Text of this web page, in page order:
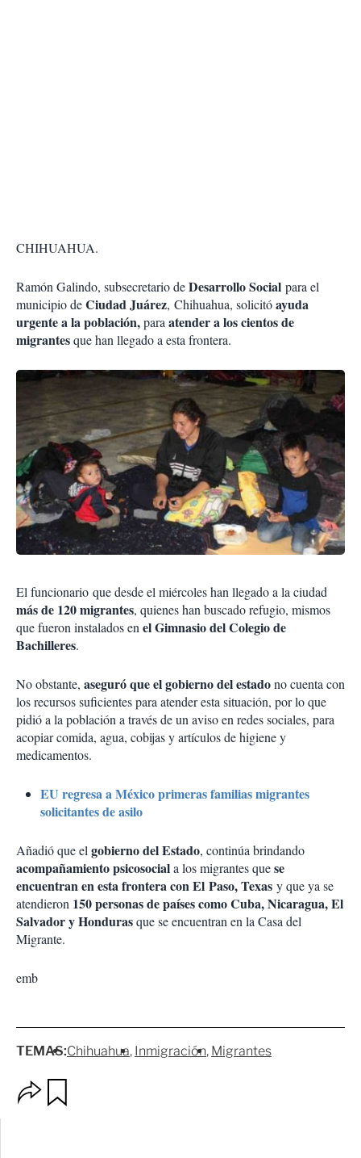
CHIHUAHUA.
Ramón Galindo, subsecretario deDesarrollo Social para el
municipio deCiudad Juárez, Chihuahua, solicitóayuda
urgente a la población,paraatender a los cientos de
migrantesque han llegado a esta frontera.
El funcionario que desde el miércoles han llegado a la ciudad
más de 120 migrantes, quienes han buscado refugio, mismos
que fueron instalados enel Gimnasio del Colegio de
Bachilleres.
No obstante, aseguró que el gobierno del estadono cuenta con
los recursos suficientes para atender esta situación, por lo que
pidió a la población a través de un aviso en redes sociales, para
acopiar comida, agua, cobijas y artículos de higiene y
medicamentos.
EU regresa a México primeras familias migrantes
solicitantes de asilo
Añadió que elgobierno del Estado, continúa brindando
acompañamiento psicosociala los migrantes quese
encuentran en esta frontera con El Paso, Texas y que ya se
atendieron 150 personas de países como Cuba, Nicaragua, El
Salvador y Hondurasque se encuentran en la Casa del
Migrante.
emb
TEMAS:Chihuahua Inmigración Migrantes